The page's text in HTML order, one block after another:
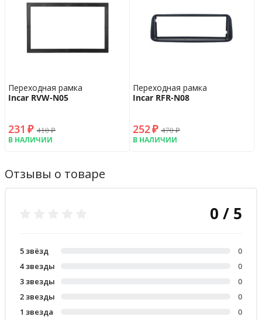
Переходная рамка
Incar RVW-N05
231 ₽ 410₽
В НАЛИЧИИ
Переходная рамка
Incar RFR-N08
252₽ 470₽
В НАЛИЧИИ
Отзывы о товаре
0 / 5
5 звёзд
0
4 звезды
0
3 звезды
0
2 звезды
0
1 звезда
0